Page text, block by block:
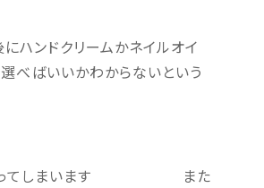
ハンドクリームかネイルオイ
べばいいかわからないという
ろくなってしまいます また